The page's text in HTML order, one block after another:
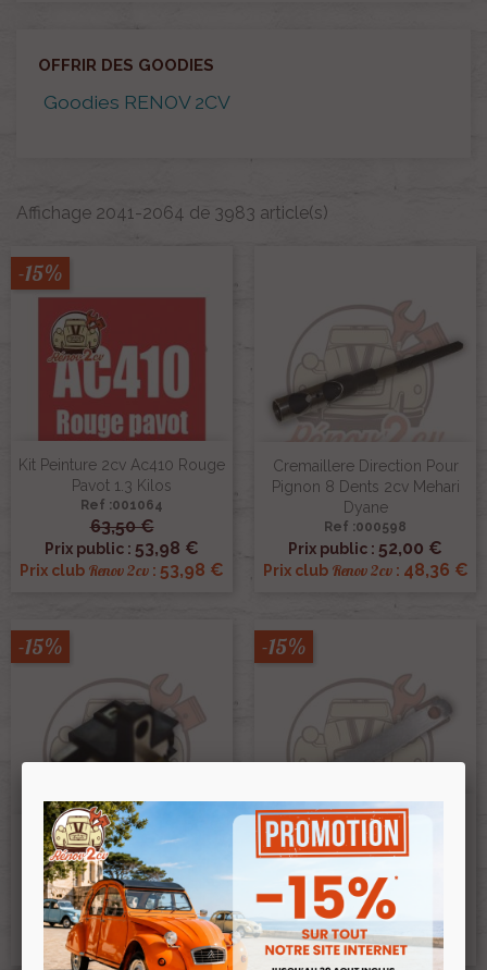
OFFRIR DES GOODIES
Goodies RENOV 2CV
Affichage 2041-2064 de 3983 article(s)
Kit Peinture 2cv Ac410 Rouge
Pavot 1.3 Kilos
Ref :001064
63,50 €
Prix public : 53,98 €
Prix club Renov 2cv : 53,98 €
-15%
Cremaillere Direction Pour
Pignon 8 Dents 2cv Mehari
Dyane
Ref :000598
Prix public : 52,00 €
Prix club Renov 2cv: 48,36 €
Porte Balai Alternateur 2cv
Femsa
Ref :000501
14,00 €
Prix public :11,90 €
Prix clubRenov 2cv:11,90 €
-15%
Plaque De Blocage Vis De
Traverse 2cv Méhari Dyane
Acadiane Ami8
Ref :000475
2,10 €
Prix public :1,79 €
Prix clubRenov 2cv:1,79 €
-15%